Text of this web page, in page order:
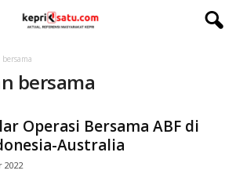
bersama
Operasi Bersama ABF di
Australia
2022